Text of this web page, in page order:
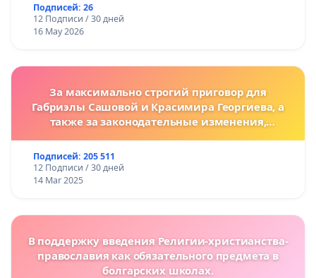
Подписей: 26
12 Подписи / 30 дней
16 May 2026
За максимально строгий приговор для
Габриэлы Сашовой и Красимира Георгиева, а
также за законодательные изменения,
за преступления против животных!
Подписей: 205 511
12 Подписи / 30 дней
14 Mar 2025
В поддержку введения Религии-христианства-
православия как обязательного предмета в
болгарских школах.